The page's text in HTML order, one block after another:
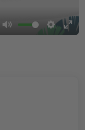
Mute Settings